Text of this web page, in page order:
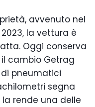
avvenuto nel
la vettura è
Oggi conserva
cambio Getrag
pneumatici
segna
rende una delle